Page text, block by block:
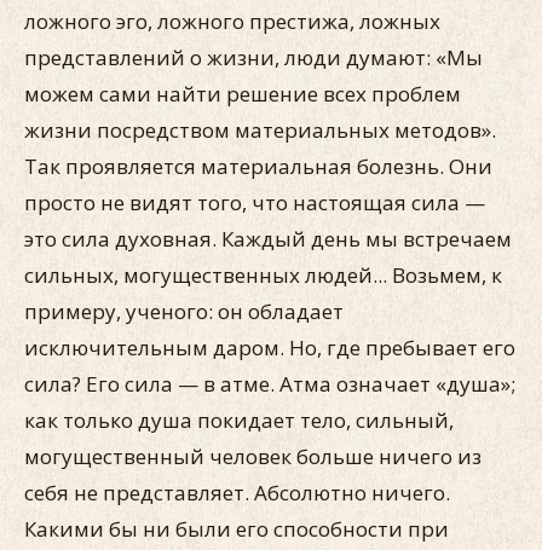
ложного эго, ложного престижа, ложных
представлений о жизни, люди думают: «Мы
можем сами найти решение всех проблем
жизни посредством материальных методов».
Так проявляется материальная болезнь. Они
просто не видят того, что настоящая сила —
это сила духовная. Каждый день мы встречаем
сильных, могущественных людей... Возьмем, к
примеру, ученого: он обладает
исключительным даром. Но, где пребывает его
сила? Его сила — в атме. Атма означает «душа»;
как только душа покидает тело, сильный,
могущественный человек больше ничего из
себя не представляет. Абсолютно ничего.
Какими бы ни были его способности при